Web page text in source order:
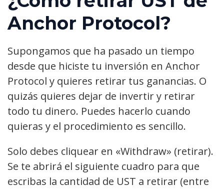
Anchor Protocol?
Supongamos que ha pasado un tiempo
desde que hiciste tu inversión en Anchor
Protocol y quieres retirar tus ganancias. O
quizás quieres dejar de invertir y retirar
todo tu dinero. Puedes hacerlo cuando
quieras y el procedimiento es sencillo.
Solo debes cliquear en «Withdraw» (retirar).
Se te abrirá el siguiente cuadro para que
escribas la cantidad de UST a retirar (entre